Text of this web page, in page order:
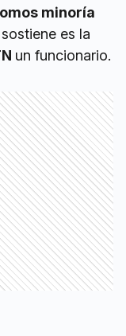
minoría
es la
un funcionario.